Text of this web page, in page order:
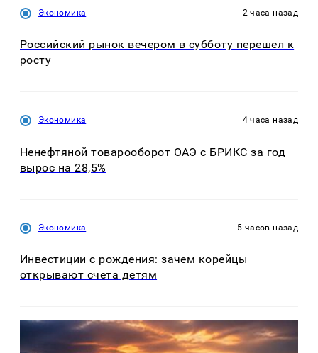
Экономика 2 часа назад
Российский рынок вечером в субботу перешел к
росту
Экономика 4 часа назад
Ненефтяной товарооборот ОАЭ с БРИКС за год
вырос на 28,5%
Экономика 5 часов назад
Инвестиции с рождения: зачем корейцы
открывают счета детям